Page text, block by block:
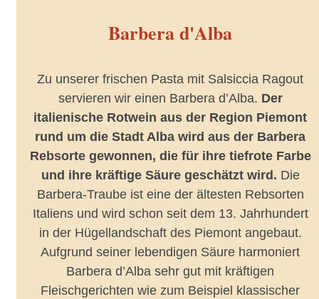
Barbera d'Alba
Zu unserer frischen Pasta mit Salsiccia Ragout
servieren wir einen Barbera d’Alba. Der
italienische Rotwein aus der Region Piemont
rund um die Stadt Alba wird aus der Barbera
Rebsorte gewonnen, die für ihre tiefrote Farbe
und ihre kräftige Säure geschätzt wird. Die
Barbera-Traube ist eine der ältesten Rebsorten
Italiens und wird schon seit dem 13. Jahrhundert
in der Hügellandschaft des Piemont angebaut.
Aufgrund seiner lebendigen Säure harmoniert
Barbera d’Alba sehr gut mit kräftigen
Fleischgerichten wie zum Beispiel klassischer